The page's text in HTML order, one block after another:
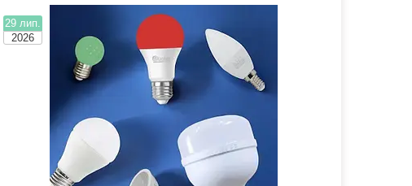
29 лип.
2026